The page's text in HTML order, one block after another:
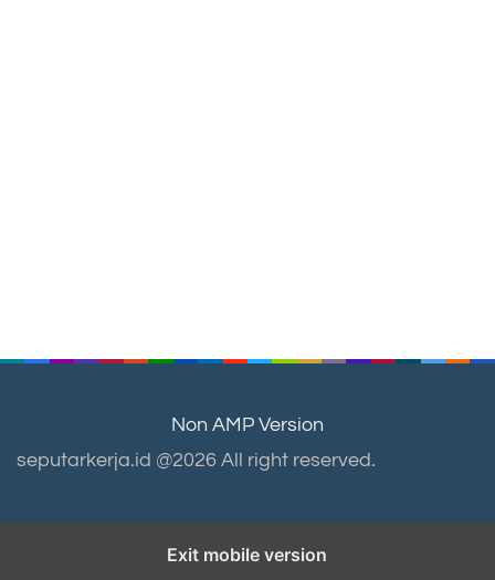
Non AMP Version
seputarkerja.id @2026 All right reserved.
Exit mobile version